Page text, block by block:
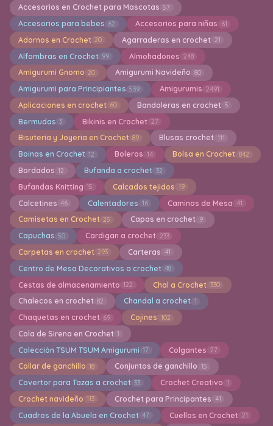
Accesorios en Crochet para Mascotas 57
Accesorios para bebes 62 Accesorios para niñas 61
Adornos en Crochet 20 Agarraderas en crochet 21
Alfombras en Crochet 99 Almohadones 248
Amigurumi Gnomo 20 Amigurumi Navideño 80
Amigurumi para Principiantes 539 Amigurumis 2491
Aplicaciones en crochet 60 Bandoleras en crochet 5
Bermudas 3 Bikinis en Crochet 27
Bisuteria y Joyeria en Crochet 89 Blusas crochet 111
Boinas en Crochet 12 Boleros 14 Bolsa en Crochet 842
Bordados 12 Bufanda a crochet 32
Bufandas Knitting 15 Calcados tejidos 19
Calcetines 46 Calentadores 16 Caminos de Mesa 41
Camisetas en Crochet 25 Capas en crochet 9
Capuchas 50 Cardigan a crochet 233
Carpetas en crochet 293 Carteras 41
Centro de Mesa Decorativos a crochet 48
Cestas de almacenamiento 122 Chal a Crochet 330
Chalecos en crochet 82 Chandal a crochet 1
Chaquetas en crochet 69 Cojines 102
Cola de Sirena en Crochet 1
Colección TSUM TSUM Amigurumi 17 Colgantes 27
Collar de ganchillo 18 Conjuntos de ganchillo 15
Covertor para Tazas a crochet 33 Crochet Creativo 1
Crochet navideño 113 Crochet para Principantes 41
Cuadros de la Abuela en Crochet 47 Cuellos en Crochet 21